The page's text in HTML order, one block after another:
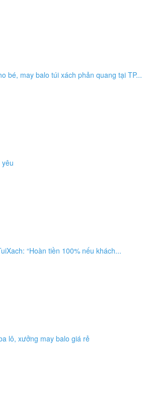
bé, may balo túi xách phản quang tại TP...
“Hoàn tiền 100% nếu khách...
lô, xưởng may balo giá rẻ